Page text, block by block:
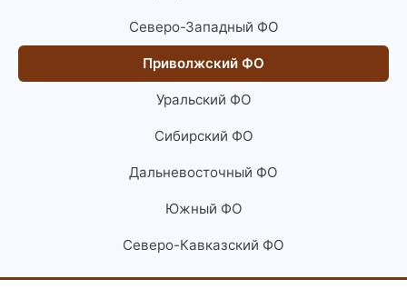
Северо-Западный ФО
Приволжский ФО
Уральский ФО
Сибирский ФО
Дальневосточный ФО
Южный ФО
Северо-Кавказский ФО